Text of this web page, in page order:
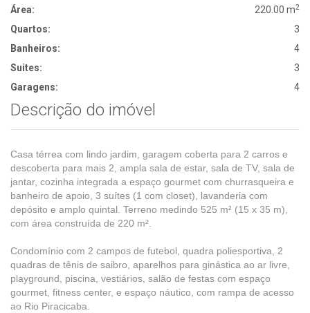
Área:
220.00 m2
Quartos:
3
Banheiros:
4
Suites:
3
Garagens:
4
Descrição do imóvel
Casa térrea com lindo jardim, garagem coberta para 2 carros e
descoberta para mais 2, ampla sala de estar, sala de TV, sala de
jantar, cozinha integrada a espaço gourmet com churrasqueira e
banheiro de apoio, 3 suítes (1 com closet), lavanderia com
depósito e amplo quintal. Terreno medindo 525 m² (15 x 35 m),
com área construída de 220 m².
Condomínio com 2 campos de futebol, quadra poliesportiva, 2
quadras de tênis de saibro, aparelhos para ginástica ao ar livre,
playground, piscina, vestiários, salão de festas com espaço
gourmet, fitness center, e espaço náutico, com rampa de acesso
ao Rio Piracicaba.